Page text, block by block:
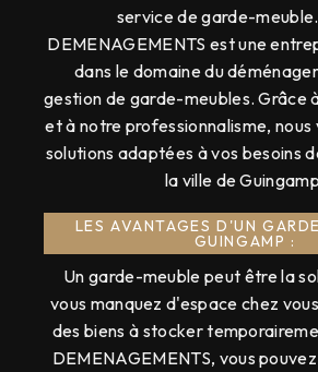
service de garde-
DEMENAGEMENTS est une
dans le domaine du
gestion de garde-meubles. Grâce
et à notre professionnalisme, nous
solutions adaptées à vos besoins
la ville de
LES AVANTAGES D'UN
GUINGAMP :
Un garde-meuble peut être la
vous manquez d'espace chez
des biens à stocker
DEMENAGEMENTS, vous